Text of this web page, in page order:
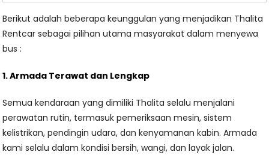
Berikut adalah beberapa keunggulan yang menjadikan Thalita
Rentcar sebagai pilihan utama masyarakat dalam menyewa
bus :
1. Armada Terawat dan Lengkap
Semua kendaraan yang dimiliki Thalita selalu menjalani
perawatan rutin, termasuk pemeriksaan mesin, sistem
kelistrikan, pendingin udara, dan kenyamanan kabin. Armada
kami selalu dalam kondisi bersih, wangi, dan layak jalan.